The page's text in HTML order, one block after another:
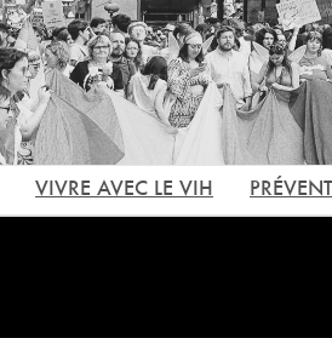
VIVRE AVEC LE VIH